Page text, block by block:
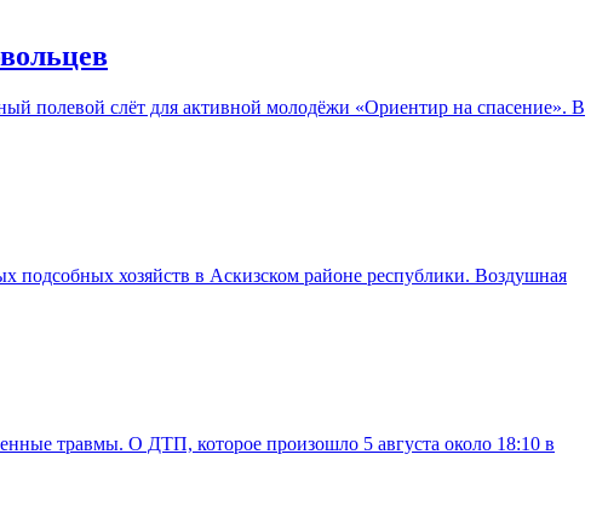
полевой слёт для активной молодёжи «Ориентир на спасение». В
подсобных хозяйств в Аскизском районе республики. Воздушная
травмы. О ДТП, которое произошло 5 августа около 18:10 в